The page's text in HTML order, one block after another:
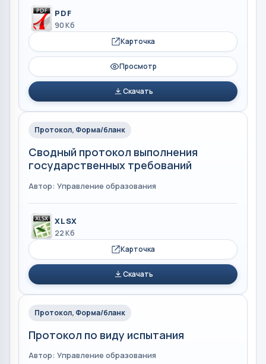
PDF
90 Кб
Карточка
Просмотр
Скачать
Протокол, Форма/бланк
Сводный протокол выполнения
государственных требований
Автор: Управление образования
XLSX
22 Кб
Карточка
Скачать
Протокол, Форма/бланк
Протокол по виду испытания
Автор: Управление образования